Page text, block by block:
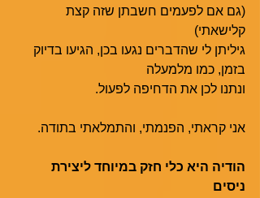
(גם אם לפעמים חשבתן שזה קצת
קלישאתי)
גיליתן לי שהדברים נגעו בכן, הגיעו בדיוק
בזמן, כמו מלמעלה
ונתנו לכן את הדחיפה לפעול.
אני קראתי, הפנמתי, והתמלאתי בתודה.
הודיה היא כלי חזק במיוחד ליצירת
ניסים